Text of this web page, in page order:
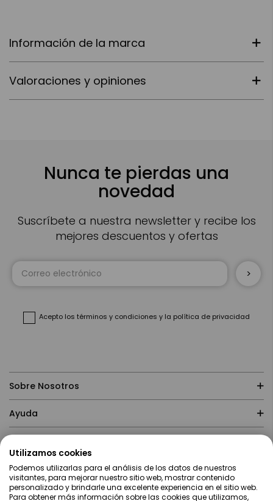
Información de la marca
Valoraciones y opiniones
Nunca te pierdas una
novedad
Suscríbete a nuestra newsletter y recibe los
mejores descuentos y ofertas
Inscríbase
Acepto los términos y condiciones y la política de privacidad
Sobre Nosotros
Ayuda
Contacto
Utilizamos cookies
Podemos utilizarlas para el análisis de los datos de nuestros
visitantes, para mejorar nuestro sitio web, mostrar contenido
personalizado y brindarle una excelente experiencia en el sitio web.
Para obtener más información sobre las cookies que utilizamos,